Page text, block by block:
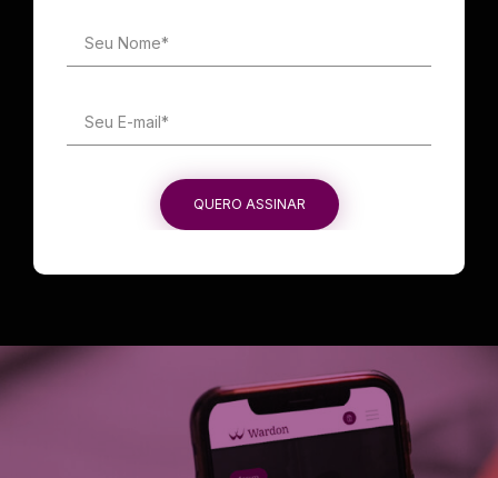
Seu Nome*
Seu E-mail*
QUERO ASSINAR